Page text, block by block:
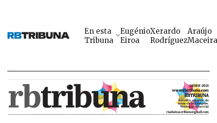
En esta
Tribuna
Eugénio
Eiroa
Xerardo
Rodríguez
Araújo
Maceira